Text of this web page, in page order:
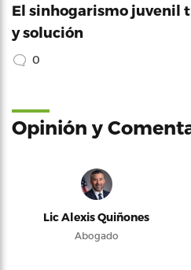
El sinhogarismo juvenil
y solución
0
Opinión y
Lic Alexis Quiñones
Abogado